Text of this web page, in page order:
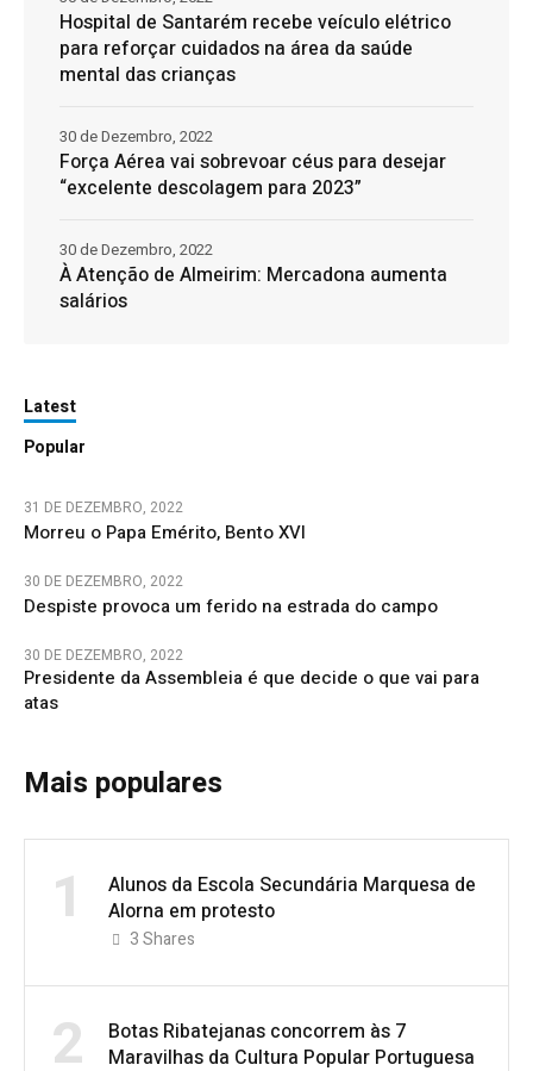
Hospital de Santarém recebe veículo elétrico
para reforçar cuidados na área da saúde
mental das crianças
Força Aérea vai sobrevoar céus para desejar
“excelente descolagem para 2023”
30 de Dezembro, 2022
À Atenção de Almeirim: Mercadona aumenta
salários
30 de Dezembro, 2022
Latest
Popular
31 DE DEZEMBRO, 2022
Morreu o Papa Emérito, Bento XVI
30 DE DEZEMBRO, 2022
Despiste provoca um ferido na estrada do campo
30 DE DEZEMBRO, 2022
Presidente da Assembleia é que decide o que vai para
atas
Mais populares
1
Alunos da Escola Secundária Marquesa de
Alorna em protesto
3Shares
2
Botas Ribatejanas concorrem às 7
Maravilhas da Cultura Popular Portuguesa